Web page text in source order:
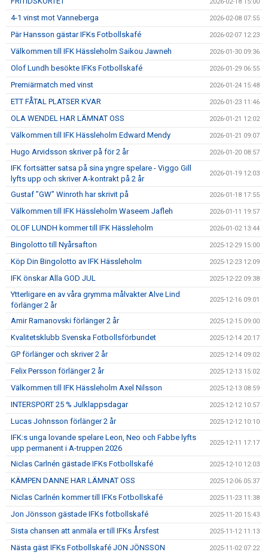
4-1 vinst mot Vanneberga 2026-02-08 07:55
Pär Hansson gästar IFKs Fotbollskafé 2026-02-07 12:23
Välkommen till IFK Hässleholm Saikou Jawneh 2026-01-30 09:36
Olof Lundh besökte IFKs Fotbollskafé 2026-01-29 06:55
Premiärmatch med vinst 2026-01-24 15:48
ETT FÅTAL PLATSER KVAR 2026-01-23 11:46
OLA WENDEL HAR LÄMNAT OSS 2026-01-21 12:02
Välkommen till IFK Hässleholm Edward Mendy 2026-01-21 09:07
Hugo Arvidsson skriver på för 2 år 2026-01-20 08:57
IFK fortsätter satsa på sina yngre spelare - Viggo Gill
lyfts upp och skriver A-kontrakt på 2 år
2026-01-19 12:03
Gustaf ”GW” Winroth har skrivit på 2026-01-18 17:55
Välkommen till IFK Hässleholm Waseem Jafleh 2026-01-11 19:57
OLOF LUNDH kommer till IFK Hässleholm 2026-01-02 13:44
Bingolotto till Nyårsafton 2025-12-29 15:00
Köp Din Bingolotto av IFK Hässleholm 2025-12-23 12:09
IFK önskar Alla GOD JUL 2025-12-22 09:38
Ytterligare en av våra grymma målvakter Alve Lind
förlänger 2 år
2025-12-16 09:01
Amir Ramanovski förlänger 2 år 2025-12-15 09:00
Kvalitetsklubb Svenska Fotbollsförbundet 2025-12-14 20:17
GP förlänger och skriver 2 år 2025-12-14 09:02
Felix Persson förlänger 2 år 2025-12-13 15:02
Välkommen till IFK Hässleholm Axel Nilsson 2025-12-13 08:59
INTERSPORT 25 % Julklappsdagar 2025-12-12 10:57
Lucas Johnsson förlänger 2 år 2025-12-12 10:10
IFK:s unga lovande spelare Leon, Neo och Fabbe lyfts
upp permanent i A-truppen 2026
2025-12-11 17:17
Niclas Carlnén gästade IFKs Fotbollskafé 2025-12-10 12:03
KÄMPEN DANNE HAR LÄMNAT OSS 2025-12-06 05:37
Niclas Carlnén kommer till IFKs Fotbollskafé 2025-11-23 11:38
Jon Jönsson gästade IFKs fotbollskafé 2025-11-20 15:43
Sista chansen att anmäla er till IFKs Årsfest 2025-11-12 11:13
Nästa gäst IFKs Fotbollskafé JON JÖNSSON 2025-11-02 07:22